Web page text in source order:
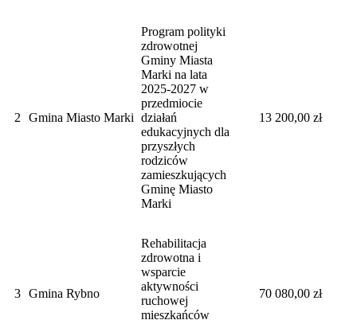
2 Gmina Miasto Marki
Program polityki
zdrowotnej
Gminy Miasta
Marki na lata
2025-2027 w
przedmiocie
działań
edukacyjnych dla
przyszłych
rodziców
zamieszkujących
Gminę Miasto
Marki
13 200,00 zł
3 Gmina Rybno
Rehabilitacja
zdrowotna i
wsparcie
aktywności
ruchowej
mieszkańców
70 080,00 zł